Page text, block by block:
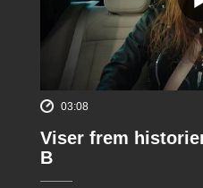
03:08
Viser frem
B